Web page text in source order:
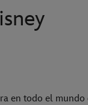
en todo el mundo